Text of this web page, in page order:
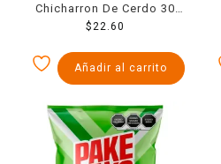
Chicharron De Cerdo 30
Grs
$22.60
Añadir al carrito